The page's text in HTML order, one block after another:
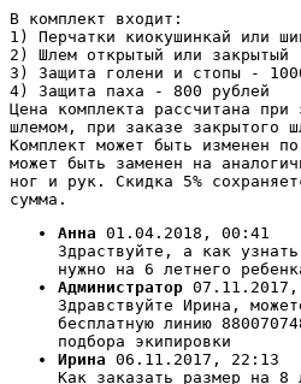
В комплект входит:
1) Перчатки киокушинкай или
2) Шлем открытый или закрытый
3) Защита голени и стопы -
4) Защита паха - 800 рублей
Цена комплекта рассчитана при
шлемом, при заказе закрытого
Комплект может быть изменен
может быть заменен на
ног и рук. Скидка 5%
сумма.
Анна 01.04.2018, 00:41
Здраствуйте, а как
нужно на 6 летнего
Администратор
Здравствуйте Ирина,
бесплатную линию
подбора экипировки
Ирина 06.11.2017, 22:13
Как заказать размер на 8